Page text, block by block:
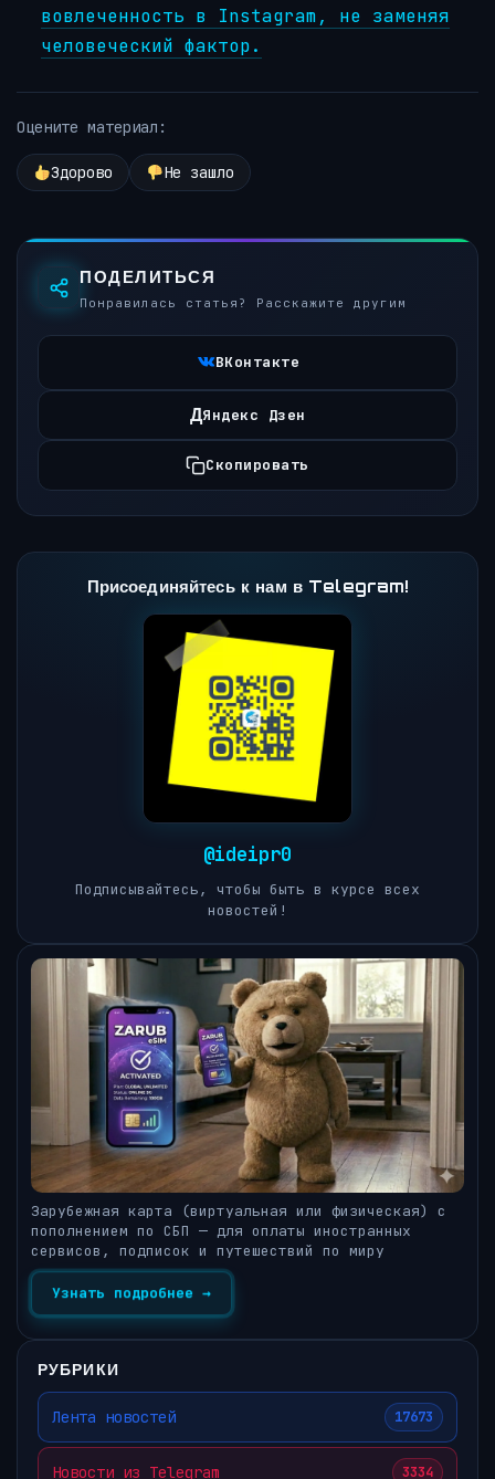
вовлеченность в Instagram, не заменяя
человеческий фактор.
Оцените материал:
Здорово Не зашло
ПОДЕЛИТЬСЯ
Понравилась статья? Расскажите другим
ВКонтакте
ДЯндекс Дзен
Скопировать
Присоединяйтесь к нам в Telegram!
@ideipr0
Подписывайтесь, чтобы быть в курсе всех
новостей!
Зарубежная карта (виртуальная или физическая) с
пополнением по СБП — для оплаты иностранных
сервисов, подписок и путешествий по миру
Узнать подробнее →
РУБРИКИ
Лента новостей 17673
Новости из Telegram 3334